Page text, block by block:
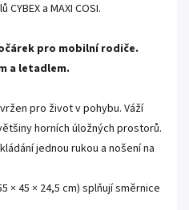
a MAXI COSI.
pro mobilní rodiče.
a letadlem.
pro život v pohybu. Váží
horních úložných prostorů.
jednou rukou a nošení na
× 45 × 24,5 cm) splňují směrnice